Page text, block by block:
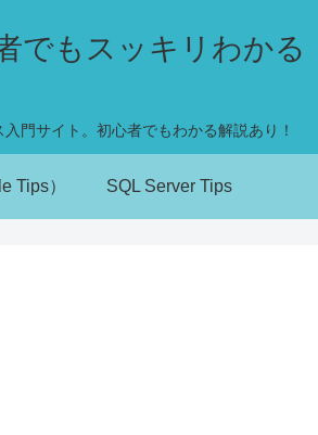
でもスッキリわかる
門サイト。初心者でもわかる解説あり！
Tips） SQL Server Tips